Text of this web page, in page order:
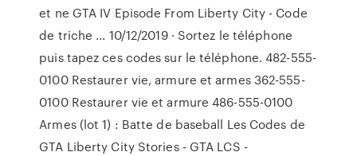
et ne GTA IV Episode From Liberty City - Code
de triche ... 10/12/2019 · Sortez le téléphone
puis tapez ces codes sur le téléphone. 482-555-
0100 Restaurer vie, armure et armes 362-555-
0100 Restaurer vie et armure 486-555-0100
Armes (lot 1) : Batte de baseball Les Codes de
GTA Liberty City Stories - GTA LCS -